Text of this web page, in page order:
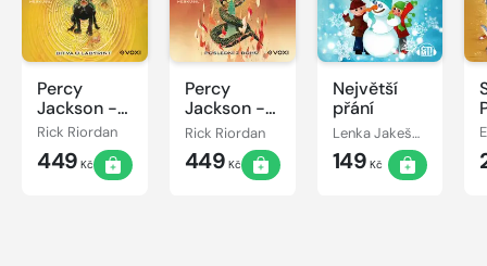
Percy
Jackson -
Bitva o
labyrint
Rick Riordan
449 Kč
Percy
Jackson -
Poslední z
bohů
Rick Riordan
449 Kč
Největší
přání
Lenka Jakešová
149 Kč